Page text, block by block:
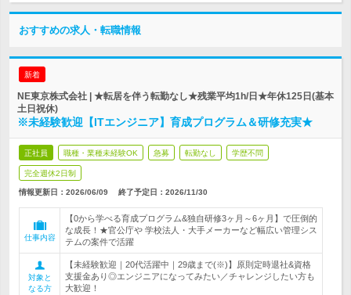
おすすめの求人・転職情報
新着
NE東京株式会社 | ★転居を伴う転勤なし★残業平均1h/日★年休125日(基本
土日祝休)
※未経験歓迎【ITエンジニア】育成プログラム＆研修充実★
正社員 職種・業種未経験OK 急募 転勤なし 学歴不問
完全週休2日制
情報更新日：2026/06/09 終了予定日： 2026/11/30
仕事内容
【0から学べる育成プログラム&独自研修3ヶ月～6ヶ月】で圧倒的
な成長！★官公庁や 学校法人・大手メーカーなど幅広い管理シス
テムの案件で活躍
対象と
なる方
【未経験歓迎｜20代活躍中｜29歳まで(※)】原則定時退社&資格
支援金あり◎エンジニアになってみたい／チャレンジしたい方も
大歓迎！